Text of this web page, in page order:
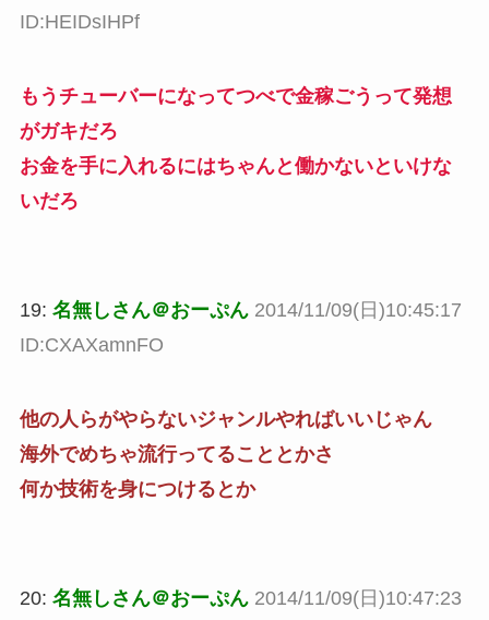
ID:HEIDsIHPf
もうチューバーになってつべで金稼ごうって発想
がガキだろ
お金を手に入れるにはちゃんと働かないといけな
いだろ
19: 名無しさん＠おーぷん 2014/11/09(日)10:45:17
ID:CXAXamnFO
他の人らがやらないジャンルやればいいじゃん
海外でめちゃ流行ってることとかさ
何か技術を身につけるとか
20: 名無しさん＠おーぷん 2014/11/09(日)10:47:23